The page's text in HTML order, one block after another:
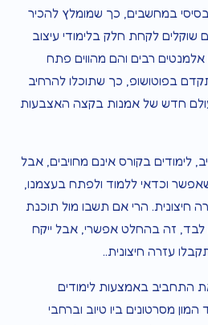
במחשבים, כך שמומלץ להכיר
לקחת חלק בלימודי עיצוב
אלמנטים רבים והם מהווים פתח
בפוטושופ, כך שתוכלו להרחיב
חדש של אמנות בקצה האצבעות
לימודים בקורס אינם מחויבים, אבל
וכדאי ללמוד ולפתח בעצמנו,
חיצונית. הרי אם תשבו מול תוכנת
לבד, זה בהחלט אפשרי, אבל ייקח
עזרה חיצונית..
התחביב באמצעות לימודים
מסרטונים ביו טיוב וברחבי